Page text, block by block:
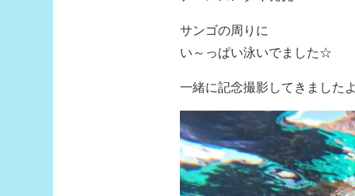
サンゴの周りに
い～っぱい泳いでました☆
一緒に記念撮影してきました